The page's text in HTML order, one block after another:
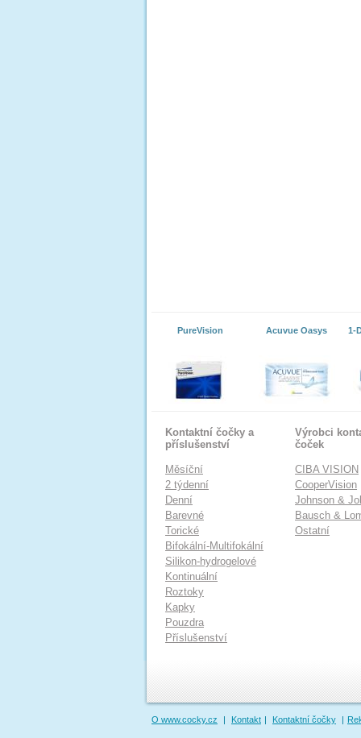
PureVision Acuvue Oasys 1-
Kontaktní čočky a
příslušenství
Měsíční
2 týdenní
Denní
Barevné
Torické
Bifokální-Multifokální
Silikon-hydrogelové
Kontinuální
Roztoky
Kapky
Pouzdra
Příslušenství
Výrobci
čoček
CIBA VISION
CooperVision
Johnson &
Bausch &
Ostatní
O www.cocky.cz | Kontakt | Kontaktní čočky |